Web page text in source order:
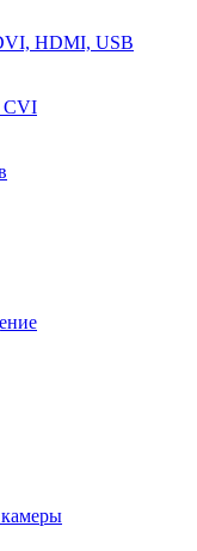
HDMI, USB
CVI